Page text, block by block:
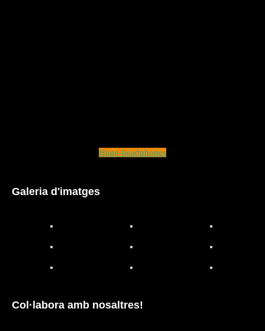
Huge-headphones
Galeria d'imatges
Col·labora amb nosaltres!